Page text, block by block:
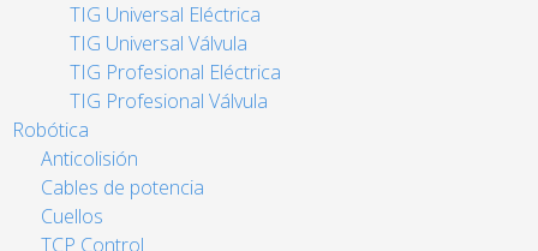
TIG Universal Eléctrica
TIG Universal Válvula
TIG Profesional Eléctrica
TIG Profesional Válvula
Robótica
Anticolisión
Cables de potencia
Cuellos
TCP Control